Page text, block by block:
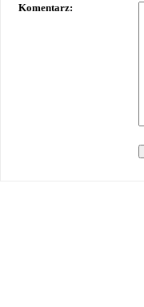
Komentarz: